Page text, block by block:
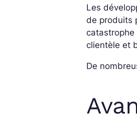
Les
de produits
catastrophe
clientèle et
De